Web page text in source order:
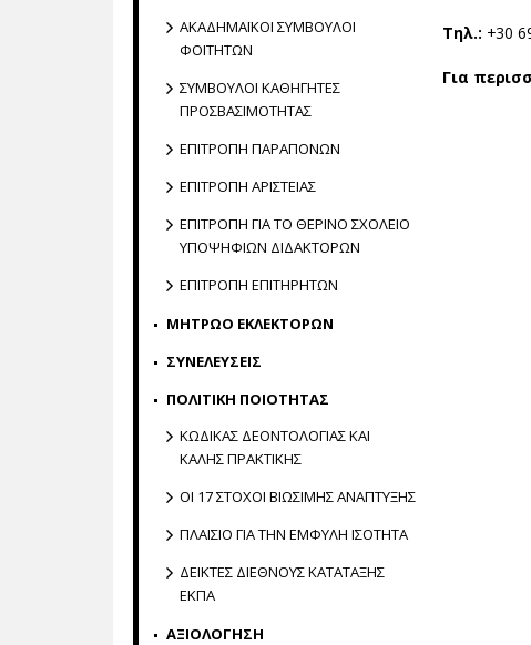
Τηλ.: +30
Για
ΑΚΑΔΗΜΑΪΚΟΙ ΣΥΜΒΟΥΛΟΙ
ΦΟΙΤΗΤΩΝ
ΣΥΜΒΟΥΛΟΙ ΚΑΘΗΓΗΤΕΣ
ΠΡΟΣΒΑΣΙΜΟΤΗΤΑΣ
ΕΠΙΤΡΟΠΗ ΠΑΡΑΠΟΝΩΝ
ΕΠΙΤΡΟΠΗ ΑΡΙΣΤΕΙΑΣ
EΠΙΤΡΟΠΗ ΓΙΑ ΤΟ ΘΕΡΙΝΟ ΣΧΟΛΕΙΟ
ΥΠΟΨΗΦΙΩΝ ΔΙΔΑΚΤΟΡΩΝ
ΕΠΙΤΡΟΠΗ ΕΠΙΤΗΡΗΤΩΝ
ΜΗΤΡΩΟ ΕΚΛΕΚΤΟΡΩΝ
ΣΥΝΕΛΕΥΣΕΙΣ
ΠΟΛΙΤΙΚΗ ΠΟΙΟΤΗΤΑΣ
ΚΩΔΙΚΑΣ ΔΕΟΝΤΟΛΟΓΙΑΣ ΚΑΙ
ΚΑΛΗΣ ΠΡΑΚΤΙΚΗΣ
ΟΙ 17 ΣΤΟΧΟΙ ΒΙΩΣΙΜΗΣ ΑΝΑΠΤΥΞΗΣ
ΠΛΑΙΣΙΟ ΓΙΑ ΤΗΝ ΕΜΦΥΛΗ ΙΣΟΤΗΤΑ
ΔΕΙΚΤΕΣ ΔΙΕΘΝΟΥΣ ΚΑΤΑΤΑΞΗΣ
ΕΚΠΑ
ΑΞΙΟΛΟΓΗΣΗ